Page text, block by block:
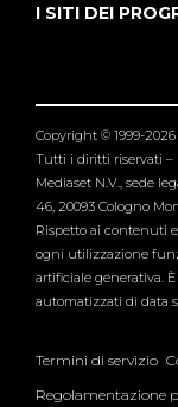
Tutti i servizi
I SITI DEI
Verissimo
Copyright © 1999-2026
Tutti i diritti riservati –
Mediaset N.V., sede
46, 20093 Cologno
Rispetto ai contenuti
ogni utilizzazione
artificiale generativa.
automatizzati di data
Termini di servizio
Regolamentazione